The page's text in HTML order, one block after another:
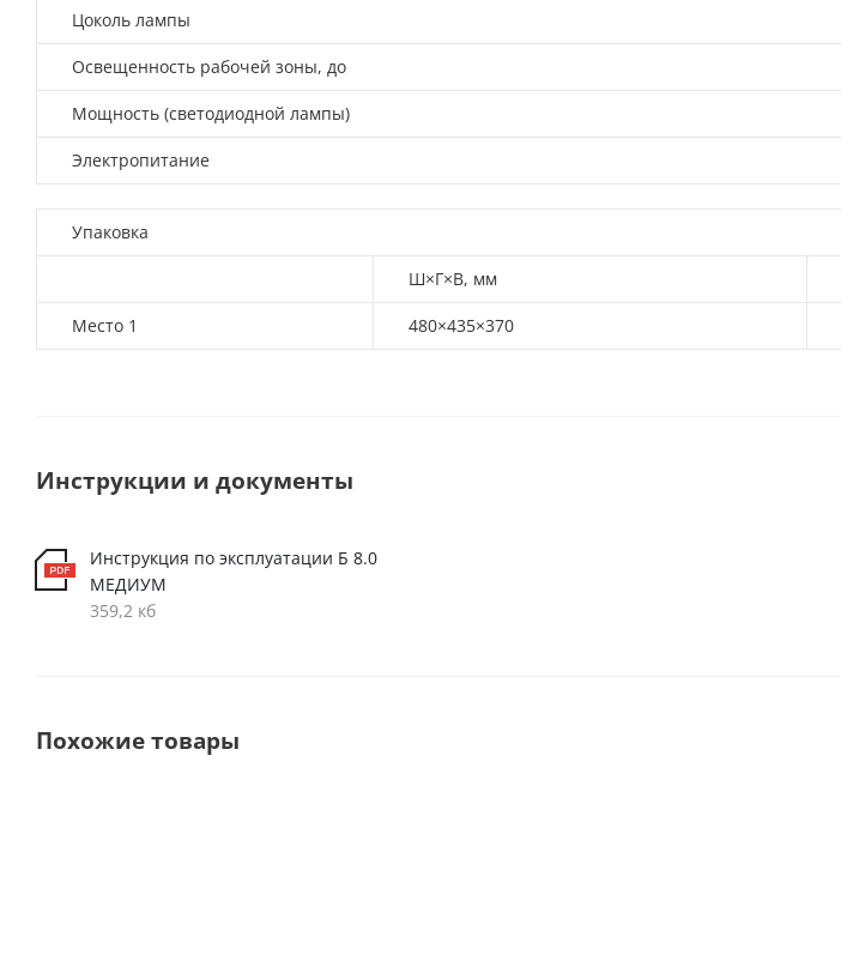
Цоколь лампы
Освещенность рабочей зоны, до
Мощность (светодиодной лампы)
Электропитание
Упаковка
Ш×Г×В, мм
Место 1 480×435×370
Инструкции и документы
Инструкция по эксплуатации Б 8.0
МЕДИУМ
359,2 кб
Похожие товары